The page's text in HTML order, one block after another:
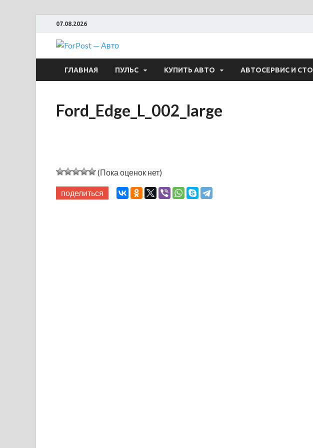
07.08.2026
ForPost — Авто
ГЛАВНАЯ ПУЛЬС КУПИТЬ АВТО АВТОСЕРВИС И СТО
Ford_Edge_L_002_large
(Пока оценок нет)
поделиться